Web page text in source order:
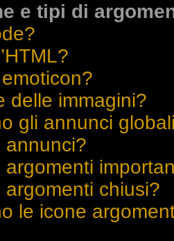
e tipi di
delle immagini?
gli annunci
annunci?
chiusi?
le icone